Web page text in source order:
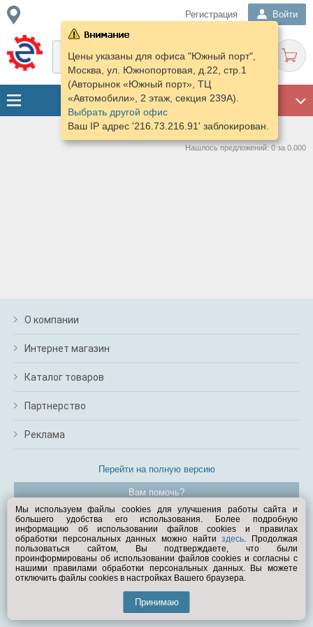
Регистрация Войти
Цены указаны для офиса "Южный порт",
Москва, ул. Южнопортовая, д.22, стр.1
(Авторынок «Южный порт», ТЦ
«Автомобили», 2 этаж, секция 239А).
Выбрать другой офис
Ваш IP адрес '216.73.216.91' заблокирован.
Нашлось предложений: 0 за 0.000
О компании
Интернет магазин
Каталог товаров
Партнерство
Реклама
Перейти на полную версию
Вам помочь?
© Exist.ru 1998—2026
Мы используем файлы cookies для улучшения работы сайта и
большего удобства его использования. Более подробную
информацию об использовании файлов cookies и правилах
обработки персональных данных можно найтиздесь. Продолжая
пользоваться сайтом, Вы подтверждаете, что были
проинформированы об использовании файлов cookies и согласны с
нашими правилами обработки персональных данных. Вы можете
отключить файлы cookies в настройках Вашего браузера.
Принимаю